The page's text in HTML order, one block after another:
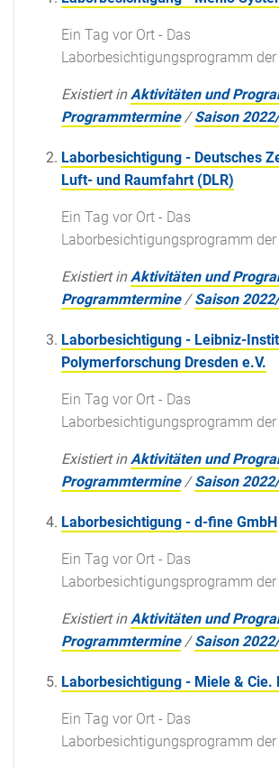
Ein Tag vor Ort - Das
Laborbesichtigungsprogramm der
Existiert in Aktivitäten und
Programmtermine /Saison
Laborbesichtigung - Deutsches
Luft- und Raumfahrt (DLR)
Ein Tag vor Ort - Das
Laborbesichtigungsprogramm der
Existiert in Aktivitäten und
Programmtermine /Saison
Laborbesichtigung - Leibniz-
Polymerforschung Dresden e.V.
Ein Tag vor Ort - Das
Laborbesichtigungsprogramm der
Existiert in Aktivitäten und
Programmtermine /Saison
Laborbesichtigung - d-fine GmbH
Ein Tag vor Ort - Das
Laborbesichtigungsprogramm der
Existiert in Aktivitäten und
Programmtermine /Saison
Laborbesichtigung - Miele & Cie.
Ein Tag vor Ort - Das
Laborbesichtigungsprogramm der